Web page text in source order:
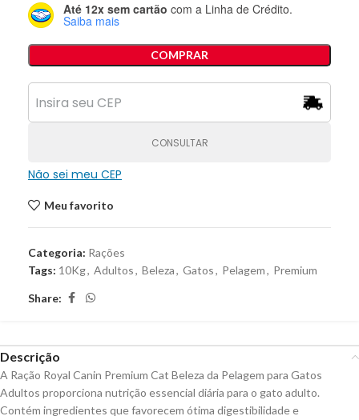
Até 12x sem cartão com a Linha de Crédito.
Saiba mais
COMPRAR
CONSULTAR
Não sei meu CEP
Meu favorito
Categoria: Rações
Tags: 10Kg, Adultos, Beleza, Gatos, Pelagem, Premium
Share:
Descrição
A Ração Royal Canin Premium Cat Beleza da Pelagem para Gatos
Adultos proporciona nutrição essencial diária para o gato adulto.
Contém ingredientes que favorecem ótima digestibilidade e